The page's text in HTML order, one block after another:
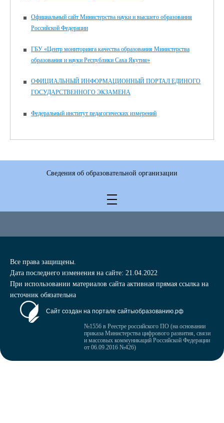
Официальный сайт Министерства науки и высшего образования
Российской Федерации
ГБУ «Центр мониторинга качества образования Министерства
образования и науки Республики Саха Якутия»
ОФИЦИАЛЬНЫЙ ИНФОРМАЦИОННЫЙ ПОРТАЛ ЕДИНОГО
ГОСУДАРСТВЕННОГО ЭКЗАМЕНА
Федеральный институт педагогических измерений
Сведения об образовательной организации
Все права защищены.
Дата последнего изменения на сайте: 21.04.2022
При использовании материалов сайта активная прямая ссылка на
источник обязательна
Сайт создан на портале сайтыобразованию.рф
№1556 в Реестре российского ПО (на основании
приказа Министерства цифрового развития, связи
и массовых коммуникаций Российской Федерации
от 06.09.2016 №426)